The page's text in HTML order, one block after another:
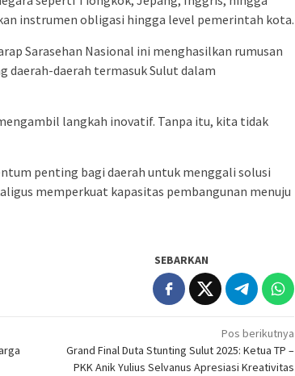
instrumen obligasi hingga level pemerintah kota.
Sarasehan Nasional ini menghasilkan rumusan
daerah-daerah termasuk Sulut dalam
langkah inovatif. Tanpa itu, kita tidak
penting bagi daerah untuk menggali solusi
memperkuat kapasitas pembangunan menuju
SEBARKAN
Pos berikutnya
Grand Final Duta Stunting Sulut 2025: Ketua TP –
PKK Anik Yulius Selvanus Apresiasi Kreativitas